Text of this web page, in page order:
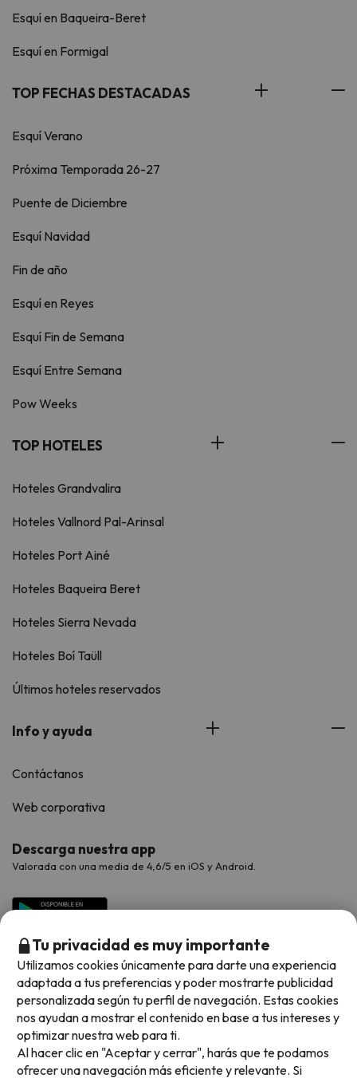
Esquí en Baqueira-Beret
Esquí en Formigal
TOP FECHAS DESTACADAS
Esquí Verano
Próxima Temporada 26-27
Puente de Diciembre
Esquí Navidad
Fin de año
Esquí en Reyes
Esquí Fin de Semana
Esquí Entre Semana
Pow Weeks
TOP HOTELES
Hoteles Grandvalira
Hoteles Vallnord Pal-Arinsal
Hoteles Port Ainé
Hoteles Baqueira Beret
Hoteles Sierra Nevada
Hoteles Boí Taüll
Últimos hoteles reservados
Info y ayuda
Contáctanos
Web corporativa
Descarga nuestra app
Valorada con una media de 4,6/5 en iOS y Android.
Métodos de pago disponibles
Tu privacidad es muy importante
Utilizamos cookies únicamente para darte una experiencia
adaptada a tus preferencias y poder mostrarte publicidad
personalizada según tu perfil de navegación. Estas cookies
nos ayudan a mostrar el contenido en base a tus intereses y
optimizar nuestra web para ti.
Al hacer clic en "Aceptar y cerrar", harás que te podamos
ofrecer una navegación más eficiente y relevante. Si